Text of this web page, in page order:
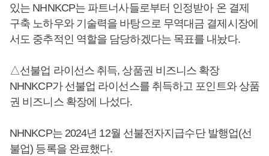
있는 NHNKCP는 파트너사들로부터 인정받아 온 결제
구축 노하우와 기술력을 바탕으로 무역대금 결제시장에
서도 중추적인 역할을 담당하겠다는 목표를 내놨다.
△선불업 라이선스 취득, 상품권 비즈니스 확장
NHNKCP가 선불업 라이선스를 취득하고 포인트와 상품
권 비즈니스 확장에 나섰다.
NHNKCP는 2024년 12월 선불전자지급수단 발행업(선
불업) 등록을 완료했다.